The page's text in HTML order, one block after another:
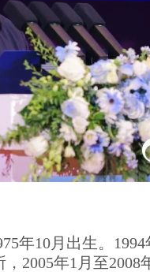
年10月出生。
2005年1月至